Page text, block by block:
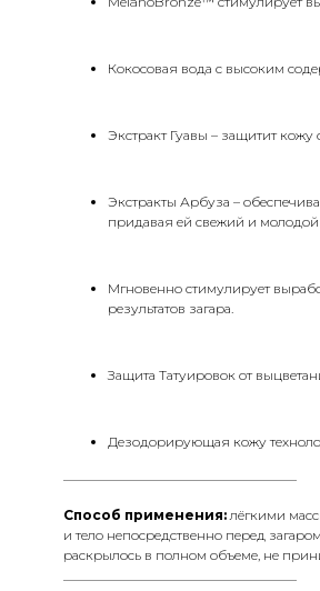
Кокосовая вода с высоким
Экстракт Гуавы – защитит
Экстракты Арбуза –
придавая ей свежий и
Мгновенно стимулирует
результатов загара.
Защита Татуировок от
Дезодорирующая кожу
Способ применения:лёгкими
и тело непосредственно перед
раскрылось в полном объеме, не